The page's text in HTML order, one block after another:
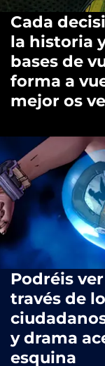
Cada
la historia
bases de
forma a
mejor os
Podréis
través de
y drama
esquina